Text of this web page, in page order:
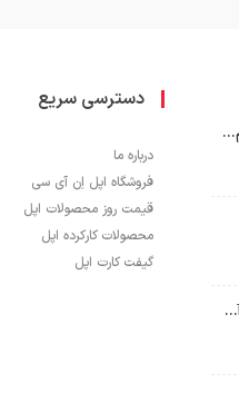
اپل با سهم ۶۵ درصدی همچنان فرمانروای بازار گوشی‌های پریمیوم جهان است
برنامه Apple Upgrade معرفی شد؛ شرایط اپل برای اجاره آیفون، آیپد، مک و اپل واچ
دسترسی سریع
درباره ما
فروشگاه اپل اِن آی سی
قیمت روز محصولات اپل
محصولات کارکرده اپل
گیفت کارت اپل